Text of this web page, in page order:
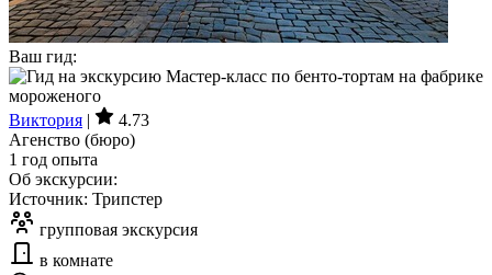
Ваш гид:
Виктория |
4.73
Агенство (бюро)
1 год опыта
Об экскурсии:
Источник: Трипстер
групповая экскурсия
в комнате